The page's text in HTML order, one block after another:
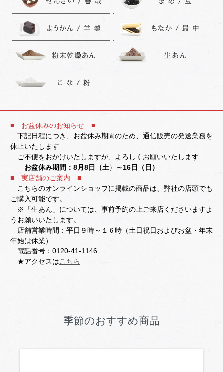
■ お盆休みのお知らせ ■
下記日程につき、お盆休み期間のため、通信販売の発送業務を
休止いたします
ご不便をおかけいたしますが、よろしくお願いいたします
お盆休み期間：8月8日（土）～16日（日）
■ 実店舗のご案内 ■
こちらのオンラインショップに掲載の商品は、弊社の店頭でも
ご購入可能です。
※「生あん」については、事前予約の上ご来店くださいますよ
うお願いいたします。
店舗営業時間：平日９時～１６時（土日祝日およびお盆・年末
年始は休業）
電話番号：0120-41-1146
★アクセスはこちら
季節のおすすめ商品